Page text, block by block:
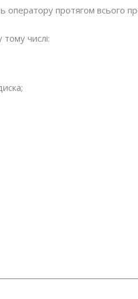
оператору протягом всього
числі: